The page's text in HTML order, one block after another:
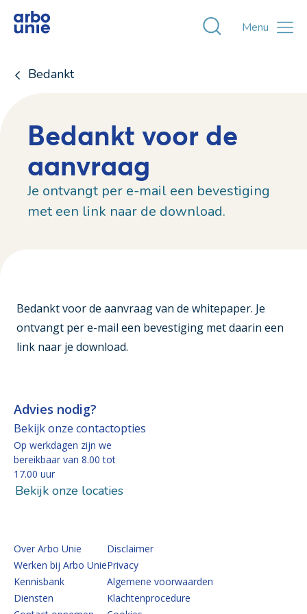
Toggle
Menu
Bedankt
Bedankt voor de
aanvraag
Je ontvangt per e-mail een bevestiging
met een link naar de download.
Bedankt voor de aanvraag van de whitepaper. Je
ontvangt per e-mail een bevestiging met daarin een
link naar je download.
Advies nodig?
Bekijk onze contactopties
Op werkdagen zijn we
bereikbaar van 8.00 tot
17.00 uur
Bekijk onze locaties
Over Arbo Unie
Werken bij Arbo Unie
Kennisbank
Diensten
Disclaimer
Privacy
Algemene voorwaarden
Klachtenprocedure